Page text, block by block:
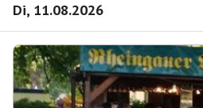
Di, 11.08.2026